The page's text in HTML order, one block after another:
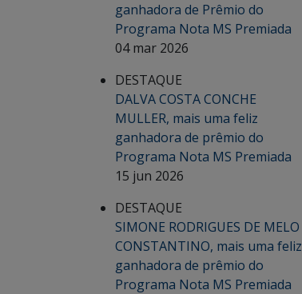
ganhadora de Prêmio do
Programa Nota MS Premiada
04 mar 2026
DESTAQUE
DALVA COSTA CONCHE
MULLER, mais uma feliz
ganhadora de prêmio do
Programa Nota MS Premiada
15 jun 2026
DESTAQUE
SIMONE RODRIGUES DE MELO
CONSTANTINO, mais uma feliz
ganhadora de prêmio do
Programa Nota MS Premiada